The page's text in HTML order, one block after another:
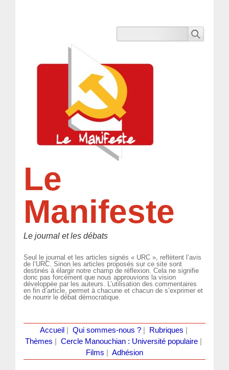
Le
Manifeste
Le journal et les débats
Seul le journal et les articles signés « URC », reflètent l’avis
de l’URC. Sinon les articles proposés sur ce site sont
destinés à élargir notre champ de réflexion. Cela ne signifie
donc pas forcément que nous approuvions la vision
développée par les auteurs. L’utilisation des commentaires
en fin d’article, permet à chacune et chacun de s’exprimer et
de nourrir le débat démocratique.
Accueil Qui sommes-nous ?| Rubriques
Thèmes
Cercle Manouchian : Université populaire
Films
Adhésion